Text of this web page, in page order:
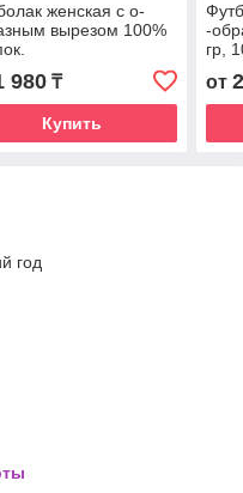
женская с о-
вырезом 100%
980₸
Купить
-
гр,
от
год